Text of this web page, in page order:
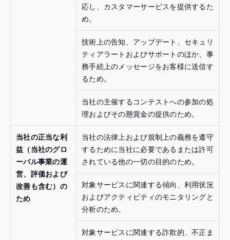
応し、カスタマーサービスを提供するた
め。
技術上の告知、アップデート、セキュリ
ティアラートおよびサポートのほか、事
務手続上のメッセージをお客様に送信す
るため。
当社の主催するコンテストへの参加の処
理およびその懸賞金の提供のため。
当社の正当な利
益（当社のグロ
ーバル事業の運
営、評価および
改善も含む）の
ため
当社の法律上および規制上の義務を遵守
するために当社に必要であるまたは許可
されている他の一切の目的のため。
対象サービスに関連する傾向、利用状況
およびアクティビティのモニタリングと
分析のため。
対象サービスに関連する詐欺的、不正ま